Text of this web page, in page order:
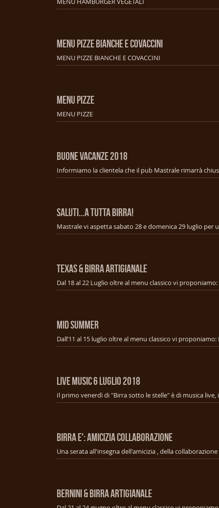
MENU PIZZE BIANCHE E COVACCINI
MENU PIZZE BIANCHE E COVACCINI
MENU PIZZE
MENU PIZZE
BUONE VACANZE 2018
SALUTI...A TUTTA BIRRA!
TEXAS & BIRRA ARTIGIANALE
MID SUMMER
LIVE MUSIC 6 Luglio 2018
BIRRA E': AMICIZIA COLLABORAZIONE
BERNINI & BIRRA ARTIGIANALE